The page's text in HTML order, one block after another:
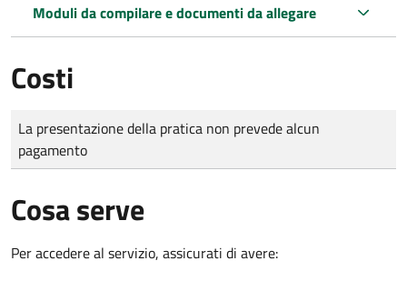
Moduli da compilare e documenti da allegare
Costi
Tipo di pagamento
Importo
La presentazione della pratica non prevede alcun
pagamento
Cosa serve
Per accedere al servizio, assicurati di avere: